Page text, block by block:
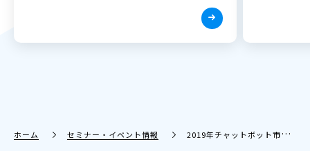
ホーム セミナー・イベント情報 2019年チャットボット市場を大予測！ AIチャットボット「Cogmo Attend」を提供するアイアクトと無料共催セミナーを開催！